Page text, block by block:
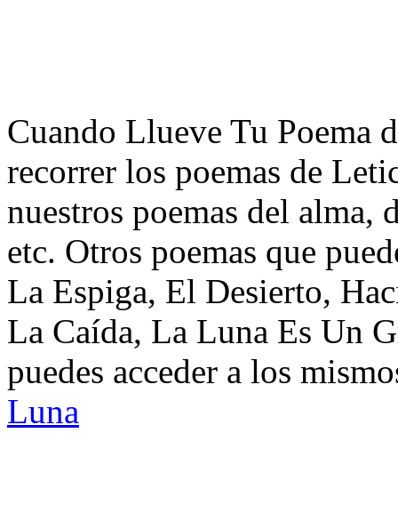
Cuando Llueve Tu Poema
recorrer los poemas de
nuestros poemas del alma,
etc. Otros poemas que
La Espiga, El Desierto,
La Caída, La Luna Es Un
puedes acceder a los
Luna